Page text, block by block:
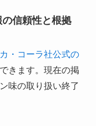
の信頼性と根拠
・コーラ社公式の
きます。現在の掲
味の取り扱い終了